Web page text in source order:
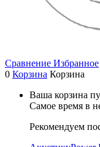
Сравнение Избранное
0 Корзина Корзина
Ваша корзина
Самое время в
Рекомендуем